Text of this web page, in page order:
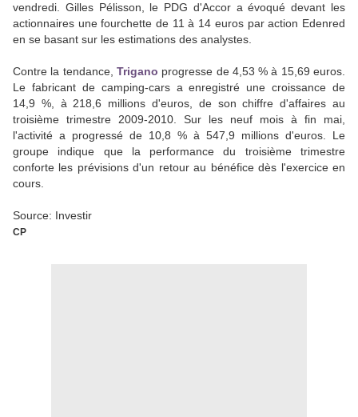
vendredi. Gilles Pélisson, le PDG d'Accor a évoqué devant les
actionnaires une fourchette de 11 à 14 euros par action Edenred
en se basant sur les estimations des analystes.
Contre la tendance, Trigano progresse de 4,53 % à 15,69 euros.
Le fabricant de camping-cars a enregistré une croissance de
14,9 %, à 218,6 millions d'euros, de son chiffre d'affaires au
troisième trimestre 2009-2010. Sur les neuf mois à fin mai,
l'activité a progressé de 10,8 % à 547,9 millions d'euros. Le
groupe indique que la performance du troisième trimestre
conforte les prévisions d'un retour au bénéfice dès l'exercice en
cours.
Source: Investir
CP